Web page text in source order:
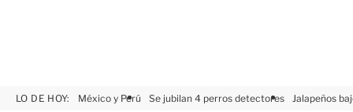
LO DE HOY: México y Perú Se jubilan 4 perros detectores Jalapeños